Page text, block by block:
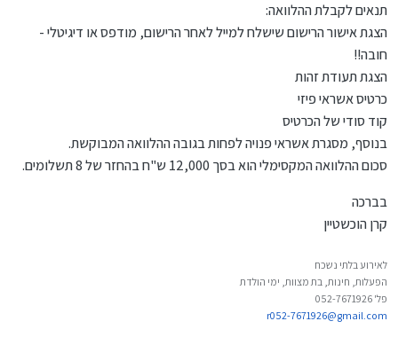
תנאים לקבלת ההלוואה:
הצגת אישור הרישום שישלח למייל לאחר הרישום, מודפס או דיגיטלי -
חובה!!
הצגת תעודת זהות
כרטיס אשראי פיזי
קוד סודי של הכרטיס
בנוסף, מסגרת אשראי פנויה לפחות בגובה ההלוואה המבוקשת.
סכום ההלוואה המקסימלי הוא בסך 12,000 ש"ח בהחזר של 8 תשלומים.
בברכה
קרן הוכשטיין
לאירוע בלתי נשכח
הפעלות, חינות, בת מצוות, ימי הולדת
פל' 052-7671926
r052-7671926@gmail.com